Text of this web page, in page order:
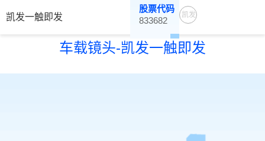
车载镜头-凯发一触即发
凯发一触即发
股票代码
833682
凯发
即发